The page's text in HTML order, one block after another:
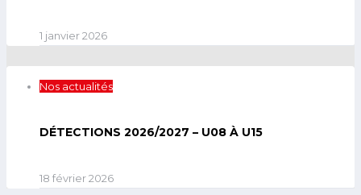
1 janvier 2026
Nos actualités
DÉTECTIONS 2026/2027 – U08 À U15
18 février 2026